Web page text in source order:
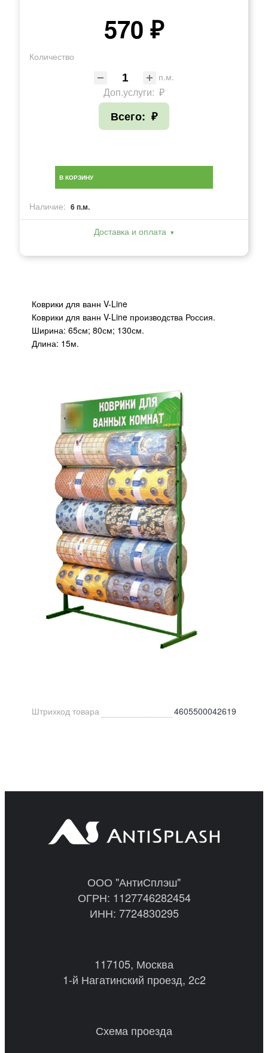
570 ₽
Количество
п.м.
Доп.услуги: ₽
Всего: ₽
В КОРЗИНУ
Наличие: 6 п.м.
Доставка и оплата
Коврики для ванн V-Line
Коврики для ванн V-Line производства Россия.
Ширина: 65см; 80см; 130см.
Длина: 15м.
Штрихкод товара 4605500042619
ООО "АнтиСплэш"
ОГРН: 1127746282454
ИНН: 7724830295
117105, Москва
1-й Нагатинский проезд, 2с2
Схема проезда